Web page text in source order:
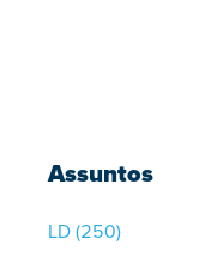
Assuntos
LD(250)